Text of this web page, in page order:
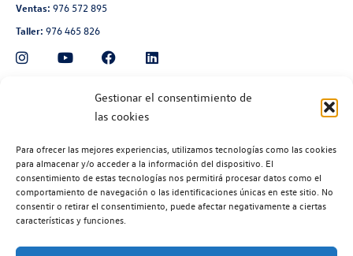
Gestionar el consentimiento de
las cookies
Para ofrecer las mejores experiencias, utilizamos tecnologías como las cookies
para almacenar y/o acceder a la información del dispositivo. El
consentimiento de estas tecnologías nos permitirá procesar datos como el
comportamiento de navegación o las identificaciones únicas en este sitio. No
consentir o retirar el consentimiento, puede afectar negativamente a ciertas
características y funciones.
Ventas: 976 572 895
Taller: 976 465 826
Automoción Aragonesa
Avenida de Navarra 135, Zaragoza
Taller:976 300 563
Recambios:976 300 564